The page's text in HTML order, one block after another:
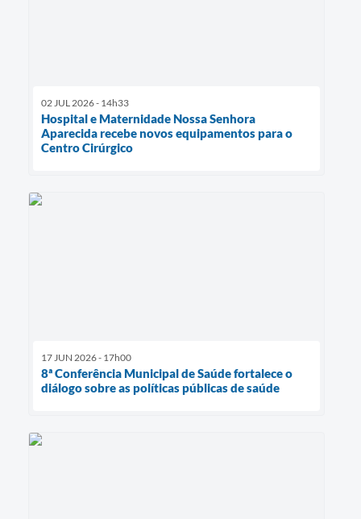
02 JUL 2026 - 14h33
Hospital e Maternidade Nossa Senhora
Aparecida recebe novos equipamentos para o
Centro Cirúrgico
17 JUN 2026 - 17h00
8ª Conferência Municipal de Saúde fortalece o
diálogo sobre as políticas públicas de saúde